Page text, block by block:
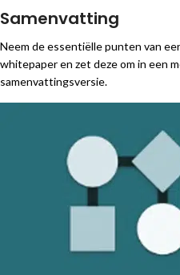
Samenvatting
Neem de essentiëlle punten van
whitepaper en zet deze om in een
samenvattingsversie.